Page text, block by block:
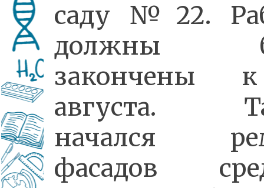
саду №22.
должны
закончены
августа.
начался
фасадов